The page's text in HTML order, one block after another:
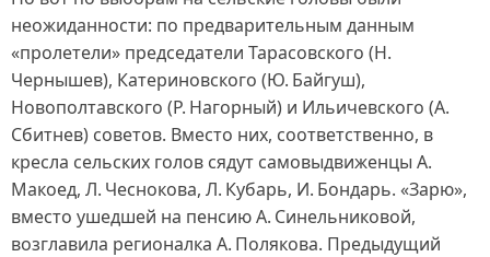
неожиданности: по предварительным данным
«пролетели» председатели Тарасовского (Н.
Чернышев), Катериновского (Ю. Байгуш),
Новополтавского (Р. Нагорный) и Ильичевского (А.
Сбитнев) советов. Вместо них, соответственно, в
кресла сельских голов сядут самовыдвиженцы А.
Макоед, Л. Чеснокова, Л. Кубарь, И. Бондарь. «Зарю»,
вместо ушедшей на пенсию А. Синельниковой,
возглавила регионалка А. Полякова. Предыдущий